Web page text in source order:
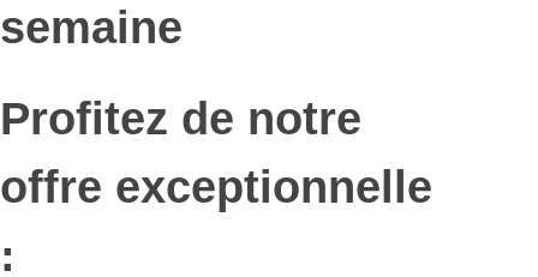
semaine
Profitez de notre
offre exceptionnelle
: